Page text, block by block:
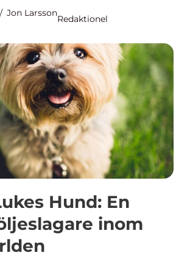
Jon Larsson
Redaktionel
Hund: En
inom